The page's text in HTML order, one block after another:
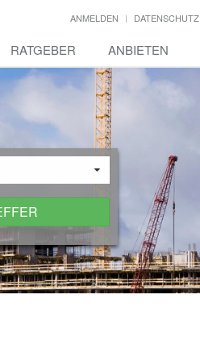
ANMELDEN DATENSCHUTZ
RATGEBER ANBIETEN